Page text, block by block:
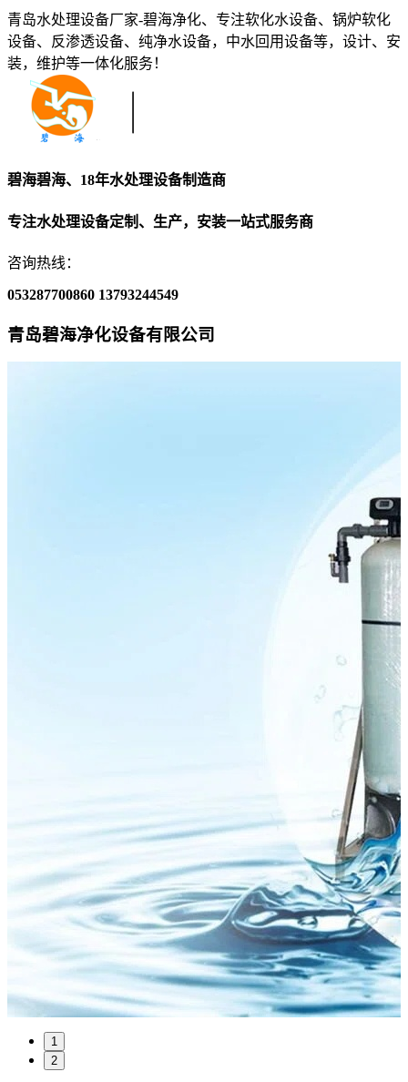
青岛水处理设备厂家-碧海净化、专注软化水设备、锅炉软化
设备、反渗透设备、纯净水设备，中水回用设备等，设计、安
装，维护等一体化服务！
碧海碧海、18年水处理设备制造商
专注水处理设备定制、生产，安装一站式服务商
咨询热线：
053287700860 13793244549
青岛碧海净化设备有限公司
1
2